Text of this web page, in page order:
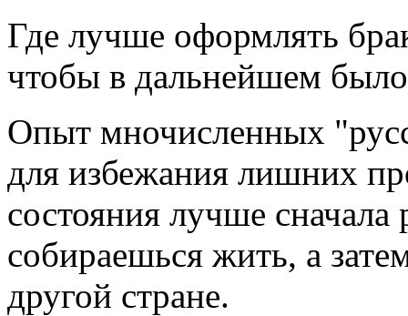
Где лучше оформлять
чтобы в дальнейшем
Опыт мночисленных
для избежания лишних
состояния лучше сначала
собираешься жить, а
другой стране.